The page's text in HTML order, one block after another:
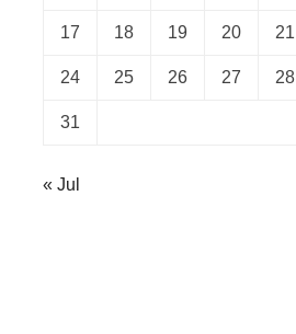
17 18 19 20 21
24 25 26 27 28
31
« Jul